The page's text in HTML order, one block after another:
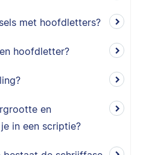
met hoofdletters?
hoofdletter?
en
in een scriptie?